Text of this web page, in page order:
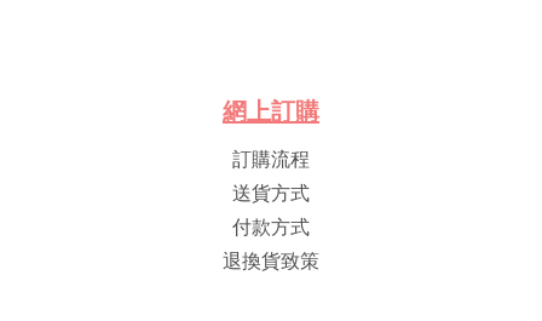
網上訂購
訂購流程
送貨方式
付款方式
退換貨致策